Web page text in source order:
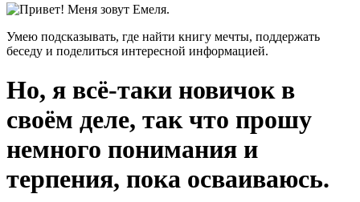
Привет! Меня зовут Емеля.
Умею подсказывать, где найти книгу мечты, поддержать
беседу и поделиться интересной информацией.
Но, я всё-таки новичок в
своём деле, так что прошу
немного понимания и
терпения, пока осваиваюсь.